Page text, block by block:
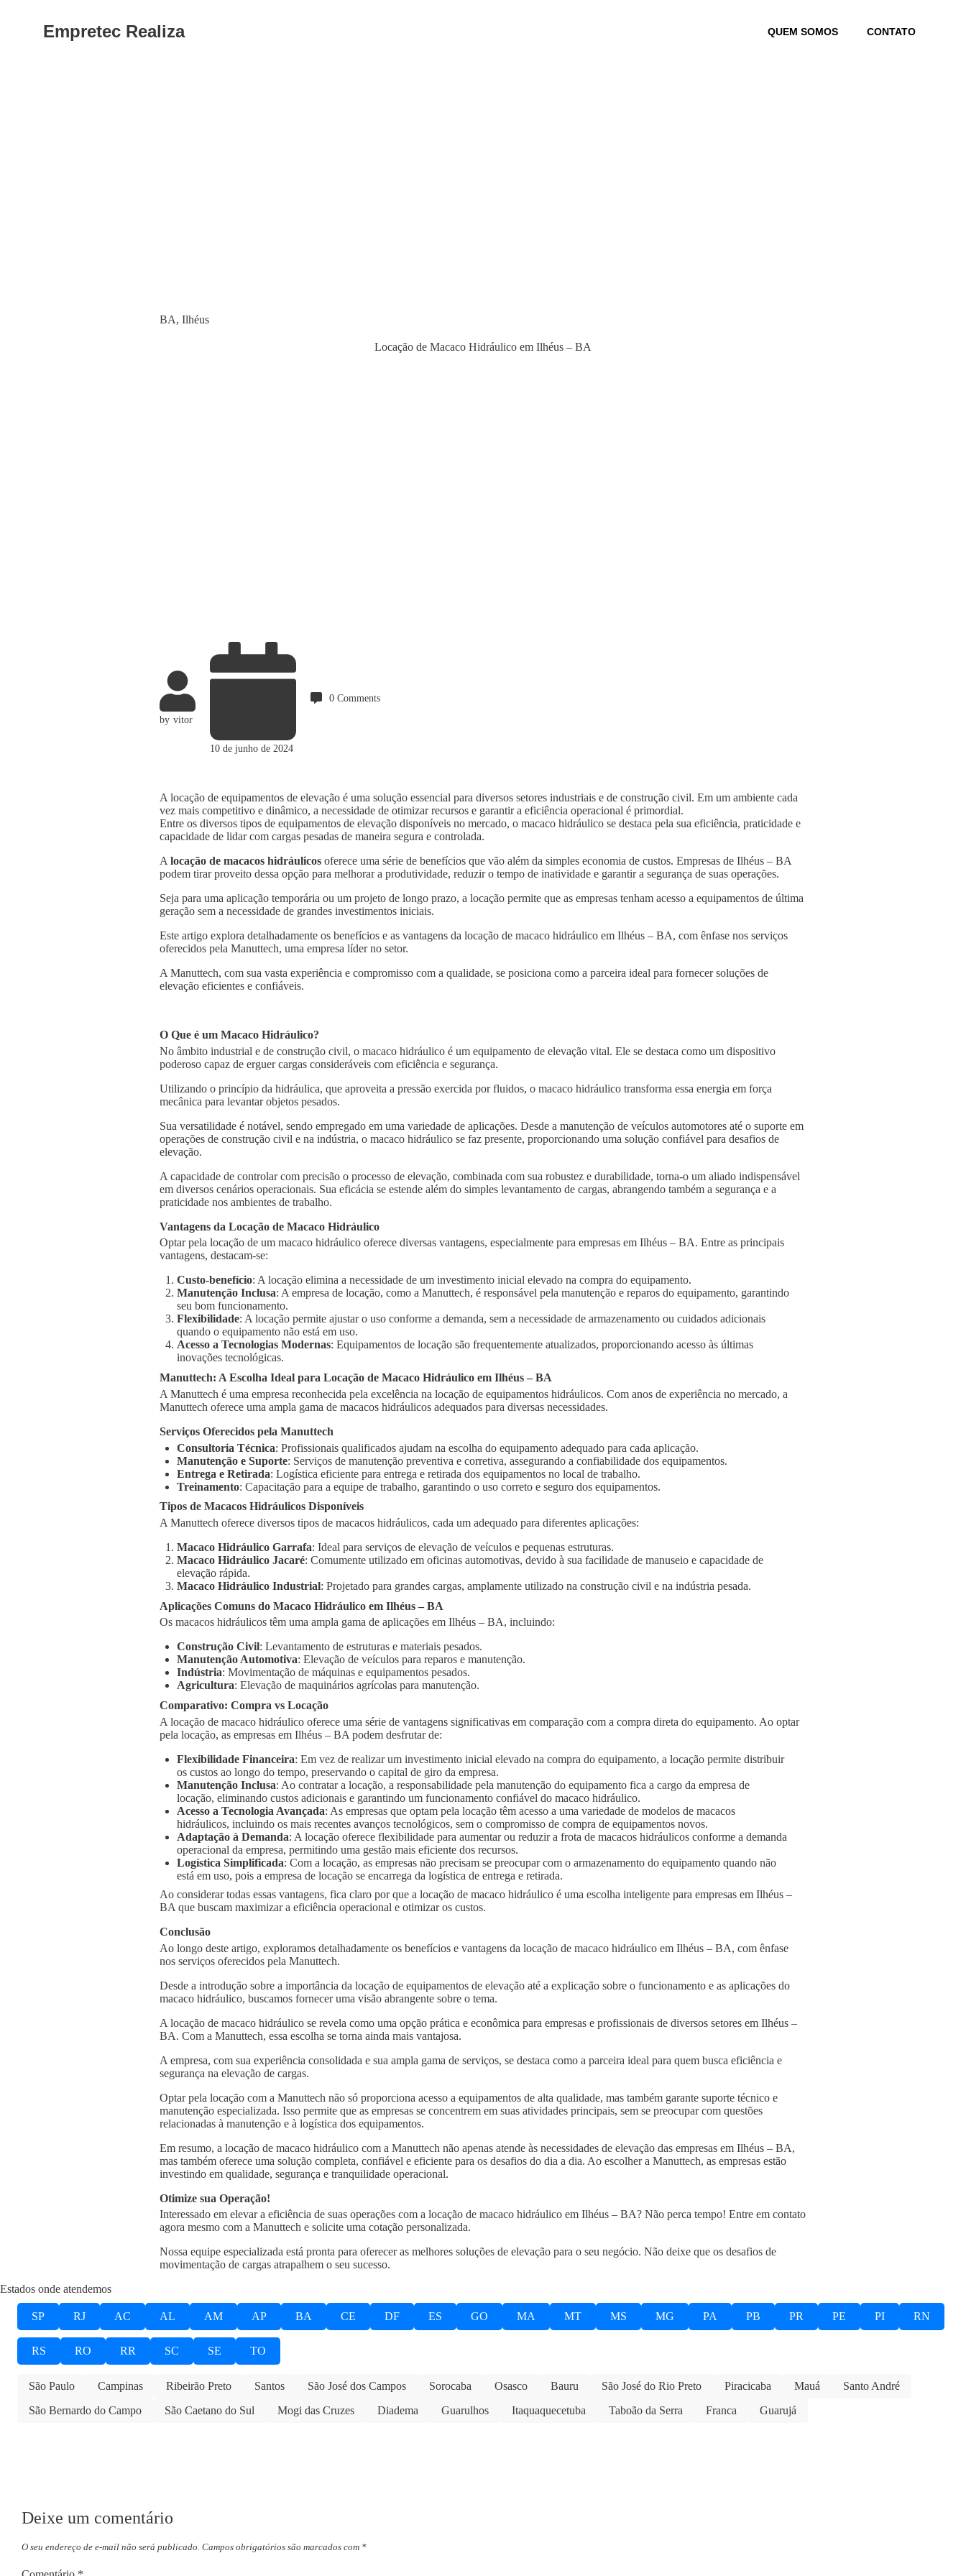
Empretec Realiza QUEM SOMOS CONTATO
Locação de Macaco Hidráulico em Ilhéus – BA
Category
BA, Ilhéus
by vitor
10 de junho de 2024
0 Comments
A locação de equipamentos de elevação é uma solução essencial para diversos setores industriais e de construção civil. Em um ambiente cada
vez mais competitivo e dinâmico, a necessidade de otimizar recursos e garantir a eficiência operacional é primordial.
Entre os diversos tipos de equipamentos de elevação disponíveis no mercado, o macaco hidráulico se destaca pela sua eficiência, praticidade e
capacidade de lidar com cargas pesadas de maneira segura e controlada.
A locação de macacos hidráulicos oferece uma série de benefícios que vão além da simples economia de custos. Empresas de Ilhéus – BA
podem tirar proveito dessa opção para melhorar a produtividade, reduzir o tempo de inatividade e garantir a segurança de suas operações.
Seja para uma aplicação temporária ou um projeto de longo prazo, a locação permite que as empresas tenham acesso a equipamentos de última
geração sem a necessidade de grandes investimentos iniciais.
Este artigo explora detalhadamente os benefícios e as vantagens da locação de macaco hidráulico em Ilhéus – BA, com ênfase nos serviços
oferecidos pela Manuttech, uma empresa líder no setor.
A Manuttech, com sua vasta experiência e compromisso com a qualidade, se posiciona como a parceira ideal para fornecer soluções de
elevação eficientes e confiáveis.
O Que é um Macaco Hidráulico?
No âmbito industrial e de construção civil, o macaco hidráulico é um equipamento de elevação vital. Ele se destaca como um dispositivo
poderoso capaz de erguer cargas consideráveis com eficiência e segurança.
Utilizando o princípio da hidráulica, que aproveita a pressão exercida por fluidos, o macaco hidráulico transforma essa energia em força
mecânica para levantar objetos pesados.
Sua versatilidade é notável, sendo empregado em uma variedade de aplicações. Desde a manutenção de veículos automotores até o suporte em
operações de construção civil e na indústria, o macaco hidráulico se faz presente, proporcionando uma solução confiável para desafios de
elevação.
A capacidade de controlar com precisão o processo de elevação, combinada com sua robustez e durabilidade, torna-o um aliado indispensável
em diversos cenários operacionais. Sua eficácia se estende além do simples levantamento de cargas, abrangendo também a segurança e a
praticidade nos ambientes de trabalho.
Vantagens da Locação de Macaco Hidráulico
Optar pela locação de um macaco hidráulico oferece diversas vantagens, especialmente para empresas em Ilhéus – BA. Entre as principais
vantagens, destacam-se:
Custo-benefício: A locação elimina a necessidade de um investimento inicial elevado na compra do equipamento.
Manutenção Inclusa: A empresa de locação, como a Manuttech, é responsável pela manutenção e reparos do equipamento, garantindo
seu bom funcionamento.
Flexibilidade: A locação permite ajustar o uso conforme a demanda, sem a necessidade de armazenamento ou cuidados adicionais
quando o equipamento não está em uso.
Acesso a Tecnologias Modernas: Equipamentos de locação são frequentemente atualizados, proporcionando acesso às últimas
inovações tecnológicas.
Manuttech: A Escolha Ideal para Locação de Macaco Hidráulico em Ilhéus – BA
A Manuttech é uma empresa reconhecida pela excelência na locação de equipamentos hidráulicos. Com anos de experiência no mercado, a
Manuttech oferece uma ampla gama de macacos hidráulicos adequados para diversas necessidades.
Serviços Oferecidos pela Manuttech
Consultoria Técnica: Profissionais qualificados ajudam na escolha do equipamento adequado para cada aplicação.
Manutenção e Suporte: Serviços de manutenção preventiva e corretiva, assegurando a confiabilidade dos equipamentos.
Entrega e Retirada: Logística eficiente para entrega e retirada dos equipamentos no local de trabalho.
Treinamento: Capacitação para a equipe de trabalho, garantindo o uso correto e seguro dos equipamentos.
Tipos de Macacos Hidráulicos Disponíveis
A Manuttech oferece diversos tipos de macacos hidráulicos, cada um adequado para diferentes aplicações:
Macaco Hidráulico Garrafa: Ideal para serviços de elevação de veículos e pequenas estruturas.
Macaco Hidráulico Jacaré: Comumente utilizado em oficinas automotivas, devido à sua facilidade de manuseio e capacidade de
elevação rápida.
Macaco Hidráulico Industrial: Projetado para grandes cargas, amplamente utilizado na construção civil e na indústria pesada.
Aplicações Comuns do Macaco Hidráulico em Ilhéus – BA
Os macacos hidráulicos têm uma ampla gama de aplicações em Ilhéus – BA, incluindo:
Construção Civil: Levantamento de estruturas e materiais pesados.
Manutenção Automotiva: Elevação de veículos para reparos e manutenção.
Indústria: Movimentação de máquinas e equipamentos pesados.
Agricultura: Elevação de maquinários agrícolas para manutenção.
Comparativo: Compra vs Locação
A locação de macaco hidráulico oferece uma série de vantagens significativas em comparação com a compra direta do equipamento. Ao optar
pela locação, as empresas em Ilhéus – BA podem desfrutar de:
Flexibilidade Financeira: Em vez de realizar um investimento inicial elevado na compra do equipamento, a locação permite distribuir
os custos ao longo do tempo, preservando o capital de giro da empresa.
Manutenção Inclusa: Ao contratar a locação, a responsabilidade pela manutenção do equipamento fica a cargo da empresa de
locação, eliminando custos adicionais e garantindo um funcionamento confiável do macaco hidráulico.
Acesso a Tecnologia Avançada: As empresas que optam pela locação têm acesso a uma variedade de modelos de macacos
hidráulicos, incluindo os mais recentes avanços tecnológicos, sem o compromisso de compra de equipamentos novos.
Adaptação à Demanda: A locação oferece flexibilidade para aumentar ou reduzir a frota de macacos hidráulicos conforme a demanda
operacional da empresa, permitindo uma gestão mais eficiente dos recursos.
Logística Simplificada: Com a locação, as empresas não precisam se preocupar com o armazenamento do equipamento quando não
está em uso, pois a empresa de locação se encarrega da logística de entrega e retirada.
Ao considerar todas essas vantagens, fica claro por que a locação de macaco hidráulico é uma escolha inteligente para empresas em Ilhéus –
BA que buscam maximizar a eficiência operacional e otimizar os custos.
Conclusão
Ao longo deste artigo, exploramos detalhadamente os benefícios e vantagens da locação de macaco hidráulico em Ilhéus – BA, com ênfase
nos serviços oferecidos pela Manuttech.
Desde a introdução sobre a importância da locação de equipamentos de elevação até a explicação sobre o funcionamento e as aplicações do
macaco hidráulico, buscamos fornecer uma visão abrangente sobre o tema.
A locação de macaco hidráulico se revela como uma opção prática e econômica para empresas e profissionais de diversos setores em Ilhéus –
BA. Com a Manuttech, essa escolha se torna ainda mais vantajosa.
A empresa, com sua experiência consolidada e sua ampla gama de serviços, se destaca como a parceira ideal para quem busca eficiência e
segurança na elevação de cargas.
Optar pela locação com a Manuttech não só proporciona acesso a equipamentos de alta qualidade, mas também garante suporte técnico e
manutenção especializada. Isso permite que as empresas se concentrem em suas atividades principais, sem se preocupar com questões
relacionadas à manutenção e à logística dos equipamentos.
Em resumo, a locação de macaco hidráulico com a Manuttech não apenas atende às necessidades de elevação das empresas em Ilhéus – BA,
mas também oferece uma solução completa, confiável e eficiente para os desafios do dia a dia. Ao escolher a Manuttech, as empresas estão
investindo em qualidade, segurança e tranquilidade operacional.
Otimize sua Operação!
Interessado em elevar a eficiência de suas operações com a locação de macaco hidráulico em Ilhéus – BA? Não perca tempo! Entre em contato
agora mesmo com a Manuttech e solicite uma cotação personalizada.
Nossa equipe especializada está pronta para oferecer as melhores soluções de elevação para o seu negócio. Não deixe que os desafios de
movimentação de cargas atrapalhem o seu sucesso.
Estados onde atendemos
SP RJ AC AL AM AP BA CE DF ES GO MA MT MS MG PA PB PR PE PI RN
RS RO RR SC SE TO
São Paulo Campinas Ribeirão Preto Santos São José dos Campos Sorocaba Osasco Bauru São José do Rio Preto Piracicaba Mauá
Santo André
São Bernardo do Campo
São Caetano do Sul Mogi das Cruzes Diadema Guarulhos Itaquaquecetuba Taboão da Serra Franca Guarujá
Deixe um comentário
O seu endereço de e-mail não será publicado. Campos obrigatórios são marcados com *